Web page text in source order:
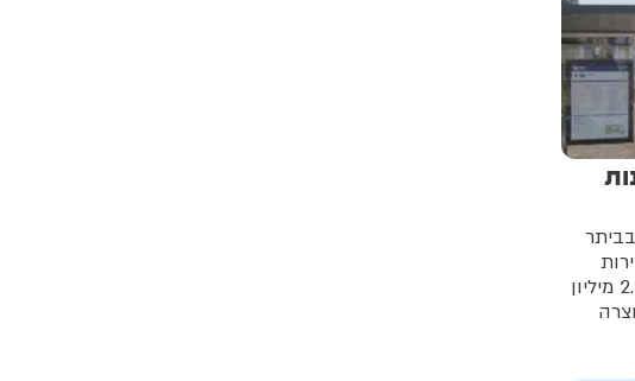
ארבעה וחמישה חדרים • המחירים מתחילים ב-2.42 מיליון